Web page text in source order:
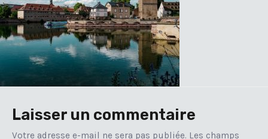
Laisser un commentaire
Votre adresse e-mail ne sera pas publiée. Les champs